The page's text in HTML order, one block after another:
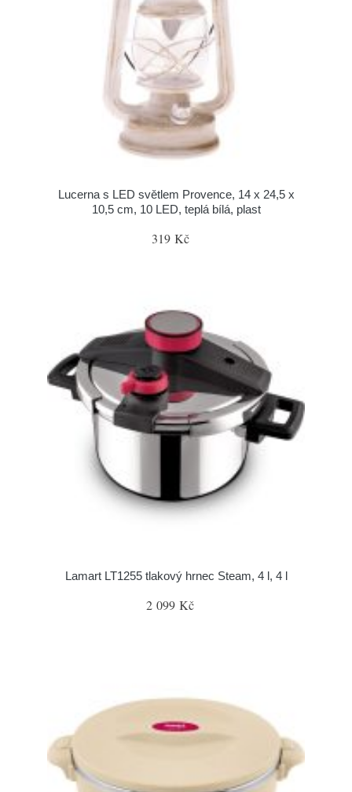
Lucerna s LED světlem Provence, 14 x 24,5 x
10,5 cm, 10 LED, teplá bílá, plast
319 Kč
Lamart LT1255 tlakový hrnec Steam, 4 l, 4 l
2 099 Kč